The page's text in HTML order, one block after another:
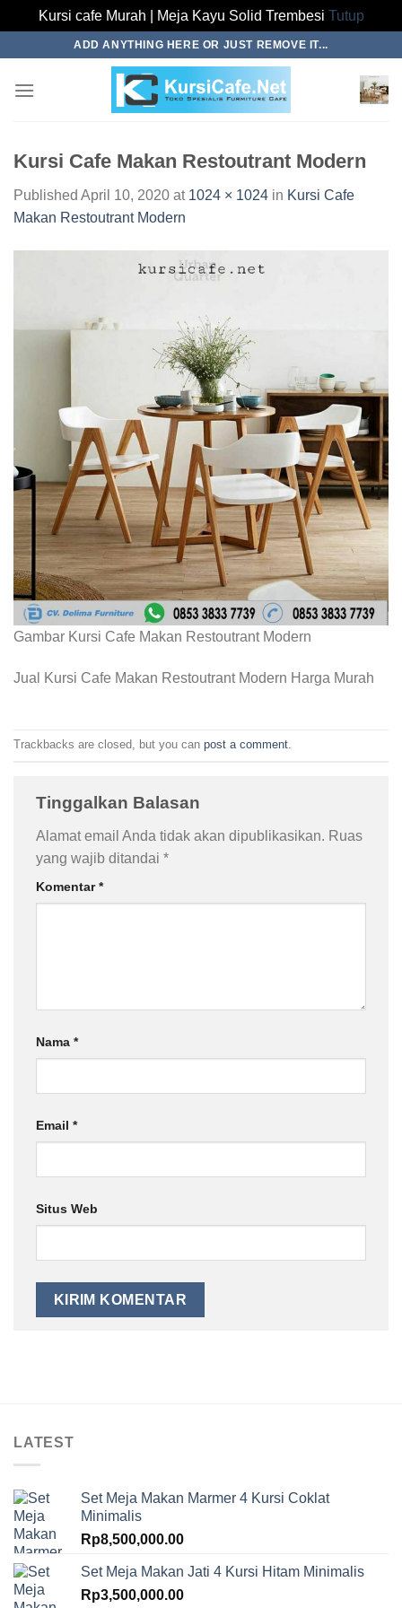
Kursi cafe Murah | Meja Kayu Solid Trembesi Tutup
content
ADD ANYTHING HERE OR JUST REMOVE IT...
Kursi Cafe Makan Restoutrant Modern
Published April 10, 2020 at 1024 × 1024 in Kursi Cafe
Makan Restoutrant Modern
Gambar Kursi Cafe Makan Restoutrant Modern
Jual Kursi Cafe Makan Restoutrant Modern Harga Murah
Trackbacks are closed, but you can post a comment.
Tinggalkan Balasan
Alamat email Anda tidak akan dipublikasikan. Ruas
yang wajib ditandai *
Komentar*
Nama *
Email *
Situs Web
LATEST
Set Meja Makan Marmer 4 Kursi Coklat
Minimalis
Rp8,500,000.00
Set Meja Makan Jati 4 Kursi Hitam Minimalis
Rp3,500,000.00